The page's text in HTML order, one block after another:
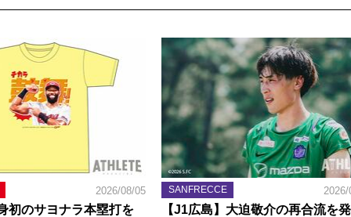
2026/08/05
初のサヨナラ本塁打を
SANFRECCE
【J1広島】大迫敬介の再合流を発